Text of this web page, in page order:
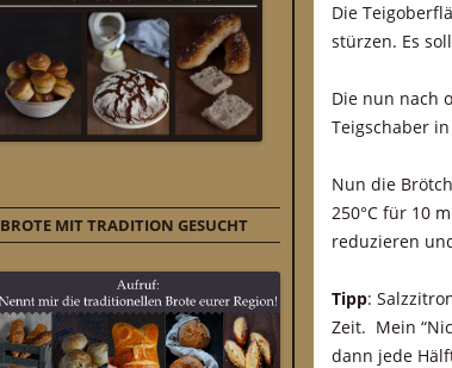
Die
stürzen. Es
Die nun nach
Teigschaber
Nun die
250°C für 10
reduzieren
Tipp:
Zeit. Mein
dann jede
BROTE MIT TRADITION GESUCHT